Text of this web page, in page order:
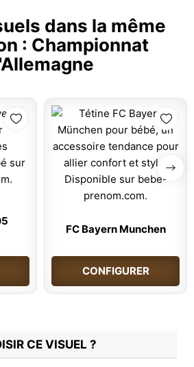
dans la même
: Championnat
FC Bayern Munchen
CONFIGURER
CE VISUEL ?